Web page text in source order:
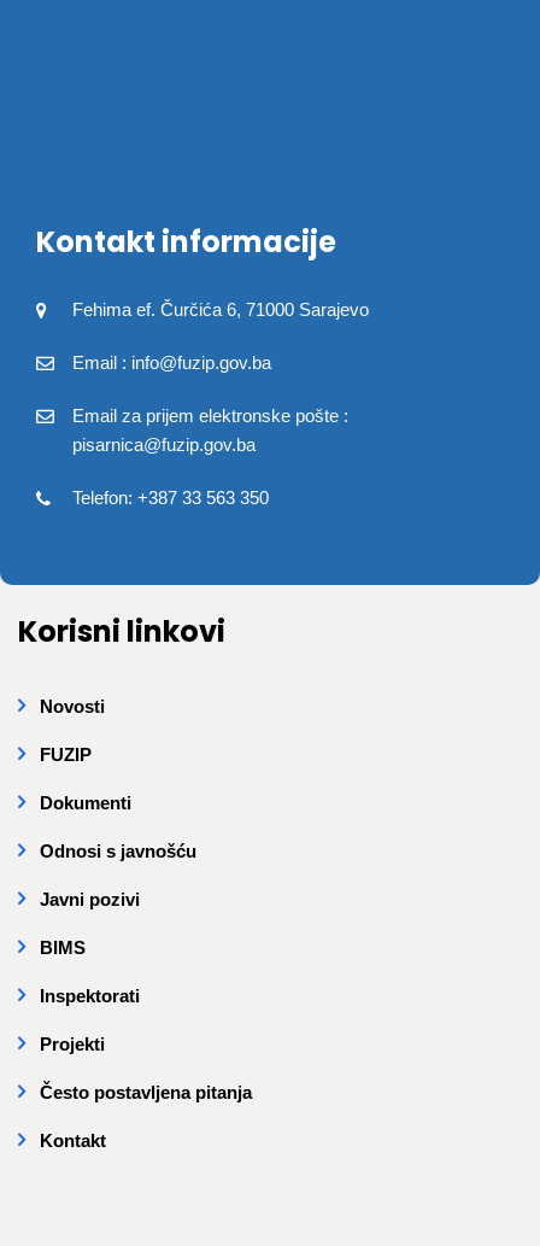
Kontakt informacije
Fehima ef. Čurčića 6, 71000 Sarajevo
Email : info@fuzip.gov.ba
Email za prijem elektronske pošte :
pisarnica@fuzip.gov.ba
Telefon: +387 33 563 350
Korisni linkovi
Novosti
FUZIP
Dokumenti
Odnosi s javnošću
Javni pozivi
BIMS
Inspektorati
Projekti
Često postavljena pitanja
Kontakt